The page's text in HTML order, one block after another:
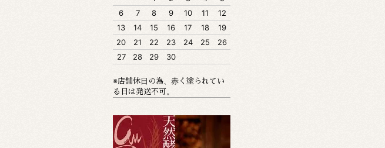
6
7 8 9 10 11
12
13
14 15 16 17 18
19
20
21 22 23 24 25
26
27
28 29 30
※店舗休日の為、赤く塗られてい
る日は発送不可。